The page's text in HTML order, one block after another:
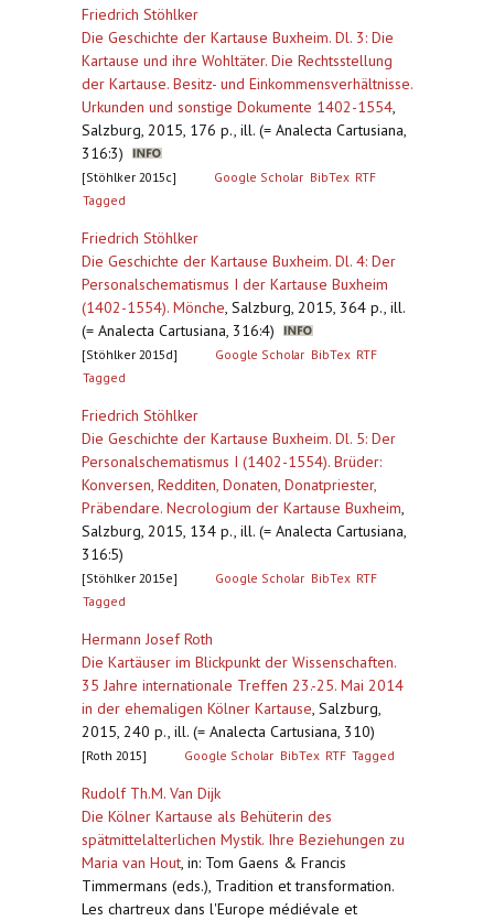
Friedrich Stöhlker
Die Geschichte der Kartause Buxheim. Dl. 3: Die
Kartause und ihre Wohltäter. Die Rechtsstellung
der Kartause. Besitz- und Einkommensverhältnisse.
Urkunden und sonstige Dokumente 1402-1554,
Salzburg, 2015, 176 p., ill. (= Analecta Cartusiana,
316:3)
[Stöhlker 2015c] Google Scholar BibTex RTF
Tagged
Friedrich Stöhlker
Die Geschichte der Kartause Buxheim. Dl. 4: Der
Personalschematismus I der Kartause Buxheim
(1402-1554). Mönche, Salzburg, 2015, 364 p., ill.
(= Analecta Cartusiana, 316:4)
[Stöhlker 2015d] Google Scholar BibTex RTF
Tagged
Friedrich Stöhlker
Die Geschichte der Kartause Buxheim. Dl. 5: Der
Personalschematismus I (1402-1554). Brüder:
Konversen, Redditen, Donaten, Donatpriester,
Präbendare. Necrologium der Kartause Buxheim,
Salzburg, 2015, 134 p., ill. (= Analecta Cartusiana,
316:5)
[Stöhlker 2015e] Google Scholar BibTex RTF
Tagged
Hermann Josef Roth
Die Kartäuser im Blickpunkt der Wissenschaften.
35 Jahre internationale Treffen 23.-25. Mai 2014
in der ehemaligen Kölner Kartause, Salzburg,
2015, 240 p., ill. (= Analecta Cartusiana, 310)
[Roth 2015] Google Scholar BibTex RTF Tagged
Rudolf Th.M. Van Dijk
Die Kölner Kartause als Behüterin des
spätmittelalterlichen Mystik. Ihre Beziehungen zu
Maria van Hout, in: Tom Gaens & Francis
Timmermans (eds.), Tradition et transformation.
Les chartreux dans l'Europe médiévale et